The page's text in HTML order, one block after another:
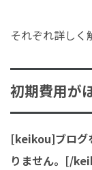
それぞれ詳しく
初期費用が
[keikou]ブログ
りません。[/